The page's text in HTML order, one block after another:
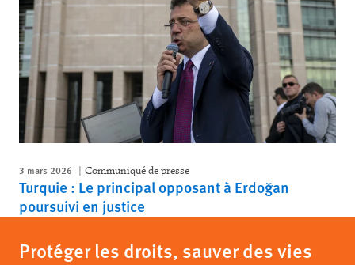
3 mars 2026 Communiqué de presse
Turquie : Le principal opposant à Erdoğan
poursuivi en justice
Protéger les droits, sauver des vies